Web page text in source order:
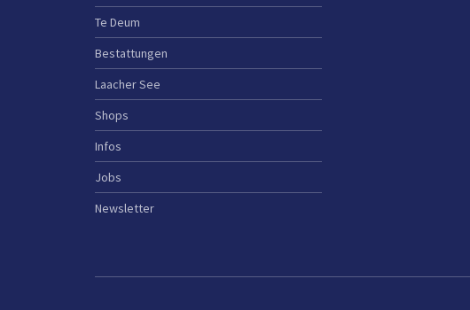
Te Deum
Bestattungen
Laacher See
Shops
Infos
Jobs
Newsletter